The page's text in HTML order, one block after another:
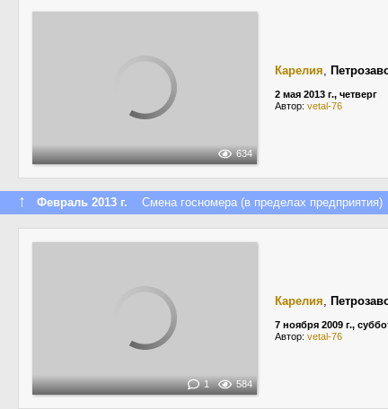
634
Карелия,
2 мая 2013 г., четверг
Автор: vetal-76
↑ Февраль 2013 г. Смена госномера (в пределах предприятия)
1 584
Карелия,
7 ноября 2009 г.,
Автор: vetal-76